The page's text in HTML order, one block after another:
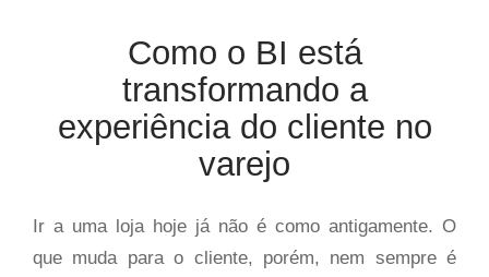
Como o BI está
transformando a
experiência do cliente no
varejo
Ir a uma loja hoje já não é como antigamente. O
que muda para o cliente, porém, nem sempre é